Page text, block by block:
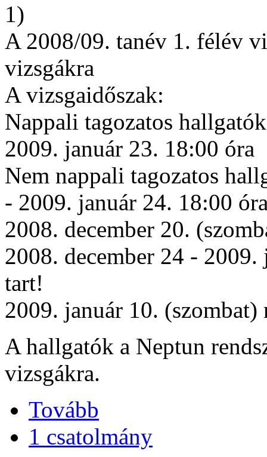
1)
A 2008/09. tanév 1. félév
vizsgákra
A vizsgaidőszak:
Nappali tagozatos
2009. január 23. 18:00 óra
Nem nappali tagozatos
- 2009. január 24. 18:00
2008. december 20.
2008. december 24 -
tart!
2009. január 10.
A hallgatók a Neptun
vizsgákra.
Tovább
1 csatolmány